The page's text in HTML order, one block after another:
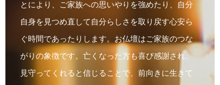
とにより、ご家族への思いやりを強めたり、自分
自身を見つめ直して自分らしさを取り戻す心安ら
ぐ時間であったりします。お仏壇はご家族のつな
がりの象徴です。亡くなった方も喜び感謝され、
見守ってくれると信じることで、前向きに生きて